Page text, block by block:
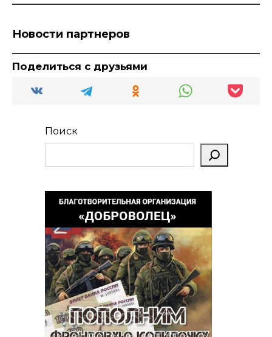
Новости партнеров
Поделиться с друзьями
Поиск